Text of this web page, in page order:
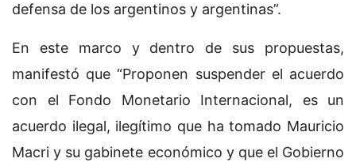
defensa de los argentinos y argentinas”.
En este marco y dentro de sus propuestas,
manifestó que “Proponen suspender el acuerdo
con el Fondo Monetario Internacional, es un
acuerdo ilegal, ilegítimo que ha tomado Mauricio
Macri y su gabinete económico y que el Gobierno